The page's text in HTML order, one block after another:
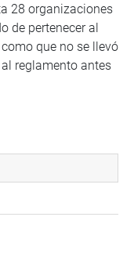
28 organizaciones
de pertenecer al
que no se llevó
reglamento antes
de aclaración del
presidente de